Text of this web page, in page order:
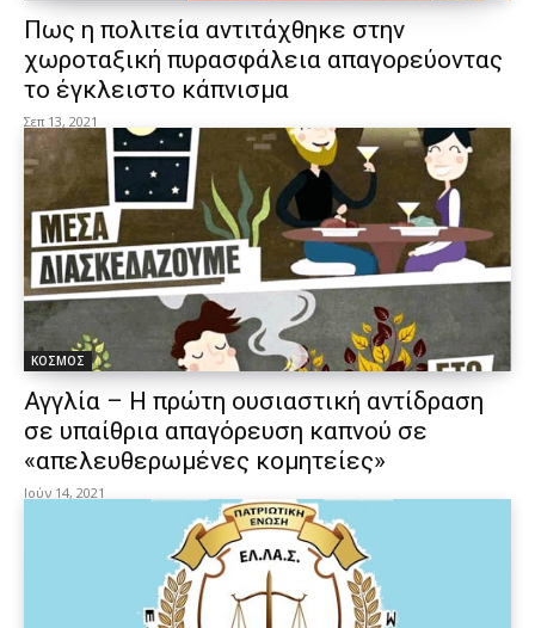
Πως η πολιτεία αντιτάχθηκε στην
χωροταξική πυρασφάλεια απαγορεύοντας
το έγκλειστο κάπνισμα
Σεπ 13, 2021
ΚΟΣΜΟΣ
Αγγλία – Η πρώτη ουσιαστική αντίδραση
σε υπαίθρια απαγόρευση καπνού σε
«απελευθερωμένες κομητείες»
Ιούν 14, 2021